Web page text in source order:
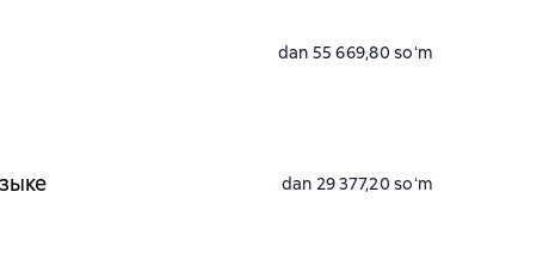
dan 55 669,80 soʻm
dan 29 377,20 soʻm